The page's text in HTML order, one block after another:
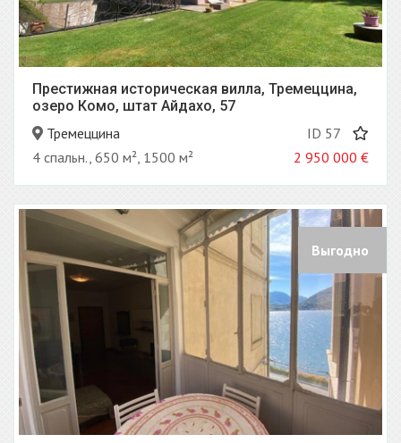
Престижная историческая вилла, Тремеццина,
озеро Комо, штат Айдахо, 57
Тремеццина
ID 57
4 спальн., 650 м², 1500 м²
2 950 000 €
Выгодно